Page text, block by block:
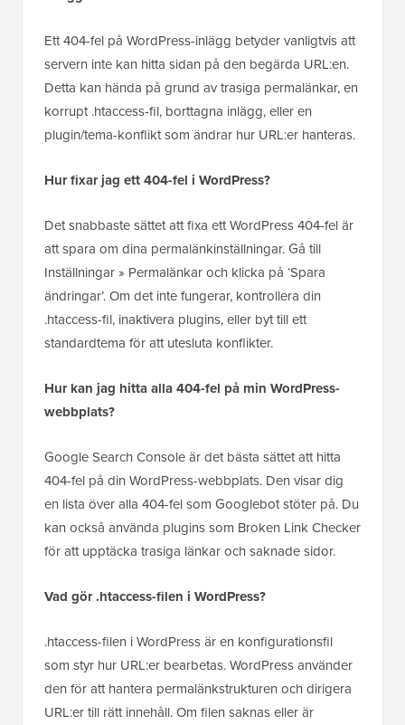
Ett 404-fel på WordPress-inlägg betyder vanligtvis att
servern inte kan hitta sidan på den begärda URL:en.
Detta kan hända på grund av trasiga permalänkar, en
korrupt .htaccess-fil, borttagna inlägg, eller en
plugin/tema-konflikt som ändrar hur URL:er hanteras.
Hur fixar jag ett 404-fel i WordPress?
Det snabbaste sättet att fixa ett WordPress 404-fel är
att spara om dina permalänkinställningar. Gå till
Inställningar » Permalänkar och klicka på ‘Spara
ändringar’. Om det inte fungerar, kontrollera din
.htaccess-fil, inaktivera plugins, eller byt till ett
standardtema för att utesluta konflikter.
Hur kan jag hitta alla 404-fel på min WordPress-
webbplats?
Google Search Console är det bästa sättet att hitta
404-fel på din WordPress-webbplats. Den visar dig
en lista över alla 404-fel som Googlebot stöter på. Du
kan också använda plugins som Broken Link Checker
för att upptäcka trasiga länkar och saknade sidor.
Vad gör .htaccess-filen i WordPress?
.htaccess-filen i WordPress är en konfigurationsfil
som styr hur URL:er bearbetas. WordPress använder
den för att hantera permalänkstrukturen och dirigera
URL:er till rätt innehåll. Om filen saknas eller är